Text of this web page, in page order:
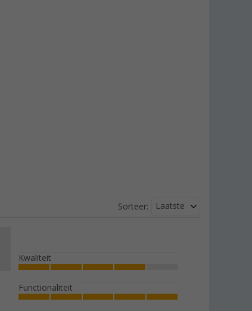
Sorteer: Laatste
Kwaliteit
Functionaliteit